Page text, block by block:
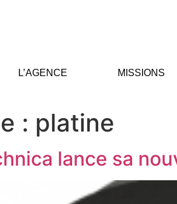
L’AGENCE MISSIONS
: platine
lance sa